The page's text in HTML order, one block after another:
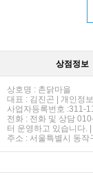
상점정보
상호명 : 촌닭마을
대표 : 김진곤 | 개인정
사업자등록번호 :311-
전화 : 전화 및 상담
터 운영하고 있습니다.
주소 : 서울특별시 동